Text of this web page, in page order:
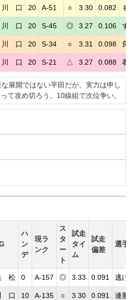
川 口 20 A-51 ○ 3.30 0.082 も
川 口 20 S-45 ◎ 3.27 0.106 す
川 口 20 S-34 ○ 3.31 0.098 良
川 口 20 S-21 △ 3.27 0.088 着
展開ではない平田だが、実力は申し
て攻め切ろう。10線組で次位争い。
ハ
ン
デ
現ラ
ンク
ス
タ
ー
ト
試走
タイ
ム
試走
偏差
選手
松 0 A-157 ◎ 3.33 0.091 逃げ
口 10 A-135 ○ 3.30 0.091 連勝